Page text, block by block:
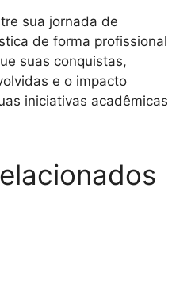
sua jornada de
de forma profissional
suas conquistas,
e o impacto
iniciativas acadêmicas